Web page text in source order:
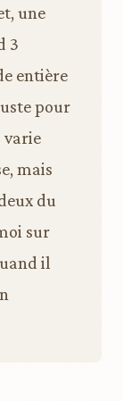
une
3
entière
pour
varie
mais
du
sur
il